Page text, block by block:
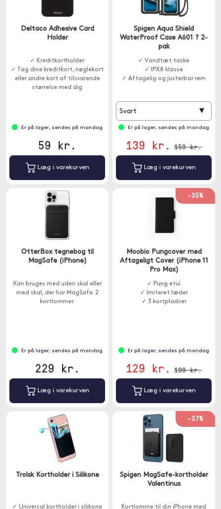
Deltaco Adhesive Card
Holder
✓ Kreditkortholder
✓ Tag dine kreditkort, nøglekort
eller andre kort af tilsvarende
størrelse med dig
Er på lager, sendes på mandag
59 kr.
Læg i varekurven
Spigen Aqua Shield
WaterProof Case A601 ? 2-
pak
✓ Vandtæt taske
✓ IPX8 klasse
✓ Aftagelig og justerbar rem
Svart ▾
Er på lager, sendes på mandag
139 kr. 159 kr.
Læg i varekurven
OtterBox tegnebog til
MagSafe (iPhone)
Kan bruges med uden skal eller
med skal, der har MagSafe. 2
kortlommer.
Er på lager, sendes på mandag
229 kr.
Læg i varekurven
-35%
Moobio Pungcover med
Aftageligt Cover (iPhone 11
Pro Max)
✓ Pung etui
✓ Imiteret læder
✓ 3 kortpladser
Er på lager, sendes på mandag
129 kr. 199 kr.
Læg i varekurven
Trolsk Kortholder i Silikone
✓ Universal kortholder i silikone
-37%
Spigen MagSafe-kortholder
Valentinus
Kortlomme til din iPhone med